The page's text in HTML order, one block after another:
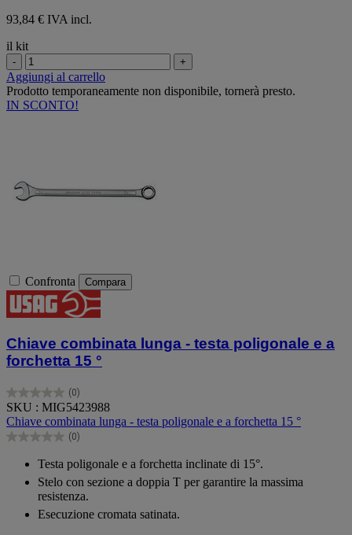
93,84 € IVA incl.
il kit
- +
Aggiungi al carrello
Prodotto temporaneamente non disponibile, tornerà presto.
IN SCONTO!
Confronta Compara
Chiave combinata lunga - testa poligonale e a
forchetta 15 °
(0)
0.0
su
5
stelle.
SKU : MIG5423988
Chiave combinata lunga - testa poligonale e a forchetta 15 °
(0)
0.0
stelle.
Testa poligonale e a forchetta inclinate di 15°.
Stelo con sezione a doppia T per garantire la massima
resistenza.
Esecuzione cromata satinata.